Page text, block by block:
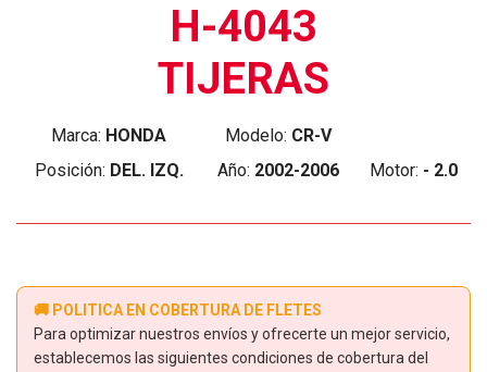
H-4043
TIJERAS
Marca: HONDA Modelo: CR-V
Posición: DEL. IZQ. Año: 2002-2006 Motor: - 2.0
🚚 POLITICA EN COBERTURA DE FLETES
Para optimizar nuestros envíos y ofrecerte un mejor servicio,
establecemos las siguientes condiciones de cobertura del